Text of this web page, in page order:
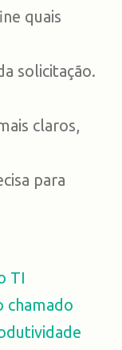
quais
solicitação.
claros,
para
TI
chamado